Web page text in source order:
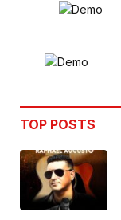
TOP POSTS